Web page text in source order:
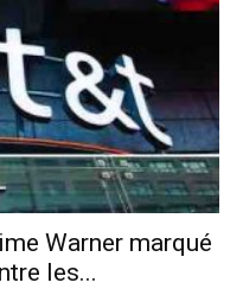
Warner marqué
les...